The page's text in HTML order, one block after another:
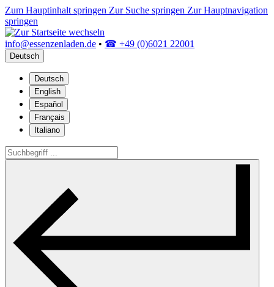
Zum Hauptinhalt springen Zur Suche springen Zur Hauptnavigation
springen
info@essenzenladen.de • ☎ +49 (0)6021 22001
Deutsch
Deutsch
English
Español
Français
Italiano